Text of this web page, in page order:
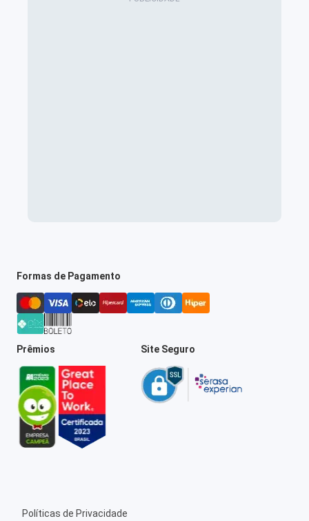
Formas de Pagamento
Prêmios Site Seguro
Políticas de Privacidade